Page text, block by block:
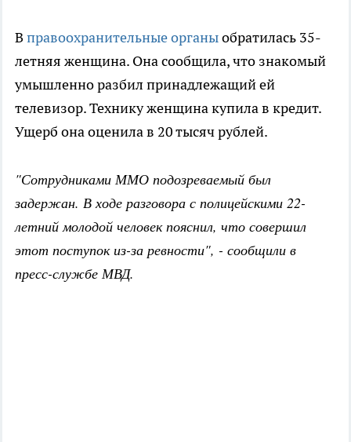
В правоохранительные органыобратилась 35-
летняя женщина. Она сообщила, что знакомый
умышленно разбил принадлежащий ей
телевизор. Технику женщина купила в кредит.
Ущерб она оценила в 20 тысяч рублей.
"Сотрудниками ММО подозреваемый был
задержан. В ходе разговора с полицейскими 22-
летний молодой человек пояснил, что совершил
этот поступок из-за ревности", - сообщили в
пресс-службе МВД.